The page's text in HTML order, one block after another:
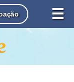
☰